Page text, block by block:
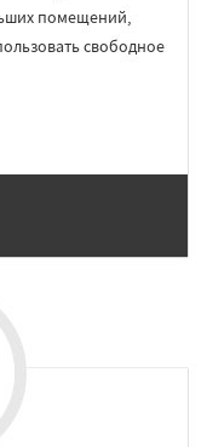
помещений,
свободное